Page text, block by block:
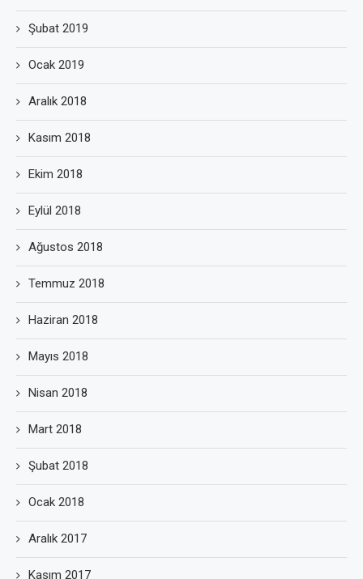
Şubat 2019
Ocak 2019
Aralık 2018
Kasım 2018
Ekim 2018
Eylül 2018
Ağustos 2018
Temmuz 2018
Haziran 2018
Mayıs 2018
Nisan 2018
Mart 2018
Şubat 2018
Ocak 2018
Aralık 2017
Kasım 2017